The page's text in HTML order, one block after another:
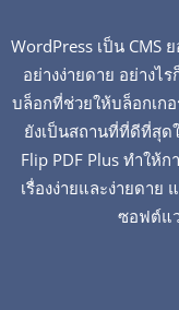
WordPress เป็น CMS
อย่างง่ายดาย อย่างไ
บล็อกที่ช่วยให้บล็อกเก
ยังเป็นสถานที่ที่ดีที่สุด
Flip PDF Plus ทำให้
เรื่องง่ายและง่ายดาย
ซอฟต์แ